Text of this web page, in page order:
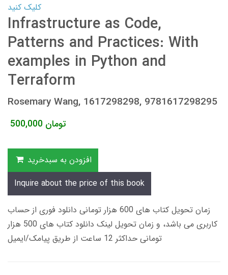
کلیک کنید
Infrastructure as Code,
Patterns and Practices: With
examples in Python and
Terraform
Rosemary Wang, 1617298298, 9781617298295
500,000 تومان
افزودن به سبدخرید
Inquire about the price of this book
زمان تحویل کتاب های 600 هزار تومانی دانلود فوری از حساب
کاربری می باشد، و زمان تحویل لینک دانلود کتاب های 500 هزار
تومانی حداکثر 12 ساعت از طریق پیامک/ایمیل